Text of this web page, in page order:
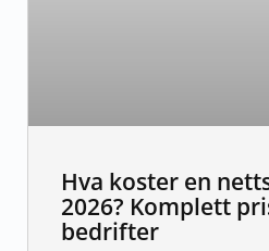
Hva koster en
2026? Komplett
bedrifter